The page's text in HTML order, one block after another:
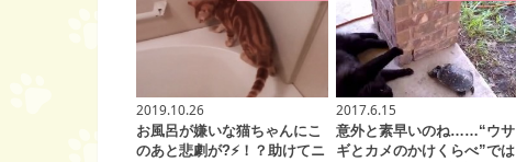
2019.10.26
お風呂が嫌いな猫ちゃんにこ
のあと悲劇が?⚡！？助けてニ
2017.6.15
意外と素早いのね……“ウサ
ギとカメのかけくらべ”では